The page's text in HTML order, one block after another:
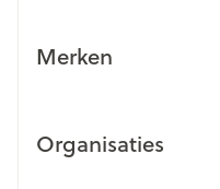
Merken
Organisaties